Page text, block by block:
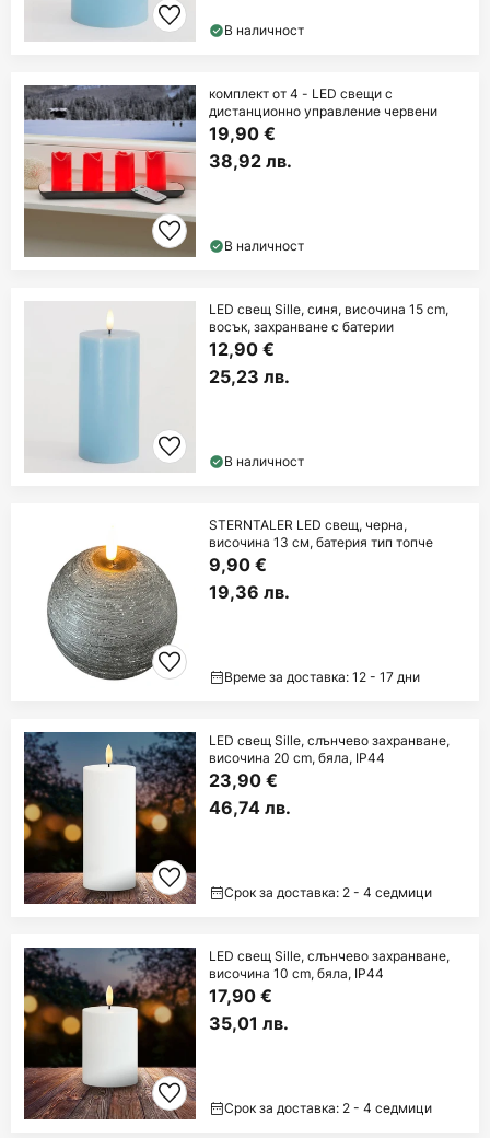
В наличност
комплект от 4 - LED свещи с
дистанционно управление червени
19,90 €
38,92 лв.
В наличност
LED свещ Sille, синя, височина 15 cm,
восък, захранване с батерии
12,90 €
25,23 лв.
В наличност
STERNTALER LED свещ, черна,
височина 13 см, батерия тип топче
9,90 €
19,36 лв.
Време за доставка: 12 - 17 дни
LED свещ Sille, слънчево захранване,
височина 20 cm, бяла, IP44
23,90 €
46,74 лв.
Срок за доставка: 2 - 4 седмици
LED свещ Sille, слънчево захранване,
височина 10 cm, бяла, IP44
17,90 €
35,01 лв.
Срок за доставка: 2 - 4 седмици